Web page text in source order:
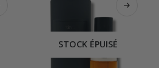
STOCK ÉPUISÉ